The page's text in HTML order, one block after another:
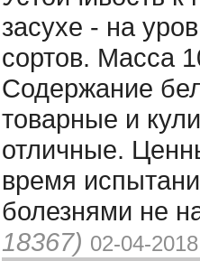
засухе - на
сортов. Масса
Содержание
товарные и
отличные.
время
болезнями не
18367) 02-04-2018